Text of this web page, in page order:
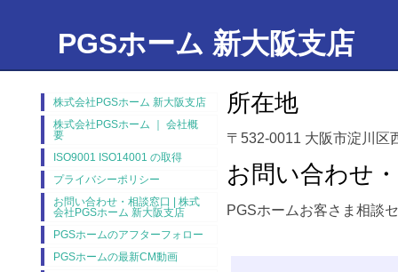
PGSホーム 新大阪支店
所在地
〒532-0011 大阪市淀川区
お問い合わせ
PGSホームお客さま相談
株式会社PGSホーム 新大阪支店
株式会社PGSホーム ｜ 会社概
要
ISO9001 ISO14001 の取得
プライバシーポリシー
お問い合わせ・相談窓口 | 株式
会社PGSホーム 新大阪支店
PGSホームのアフターフォロー
PGSホームの最新CM動画